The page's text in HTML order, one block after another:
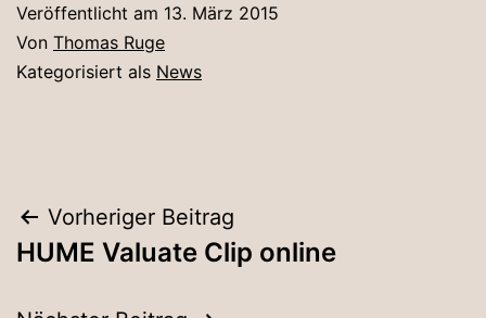
Veröffentlicht am 13. März 2015
Von Thomas Ruge
Kategorisiert als News
Beitragsnavigation
Vorheriger Beitrag
HUME Valuate Clip online